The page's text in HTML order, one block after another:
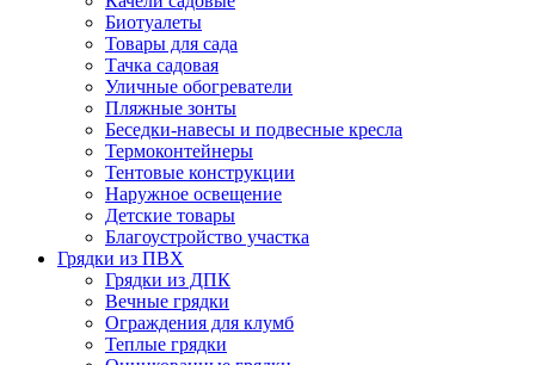
Биотуалеты
Товары для сада
Тачка садовая
Уличные обогреватели
Пляжные зонты
Беседки-навесы и подвесные кресла
Термоконтейнеры
Тентовые конструкции
Наружное освещение
Детские товары
Благоустройство участка
Грядки из ПВХ
Грядки из ДПК
Вечные грядки
Ограждения для клумб
Теплые грядки